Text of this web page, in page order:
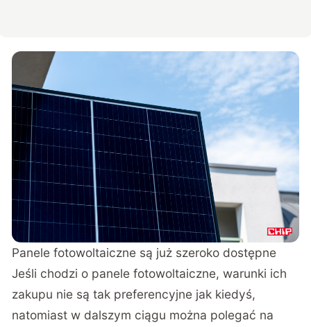
Panele fotowoltaiczne są już szeroko dostępne
Jeśli chodzi o panele fotowoltaiczne, warunki ich
zakupu nie są tak preferencyjne jak kiedyś,
natomiast w dalszym ciągu można polegać na